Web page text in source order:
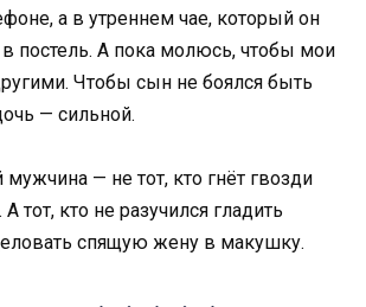
а в утреннем чае, который он
постель. А пока молюсь, чтобы мои
Чтобы сын не боялся быть
— сильной.
мужчина — не тот, кто гнёт гвозди
тот, кто не разучился гладить
спящую жену в макушку.